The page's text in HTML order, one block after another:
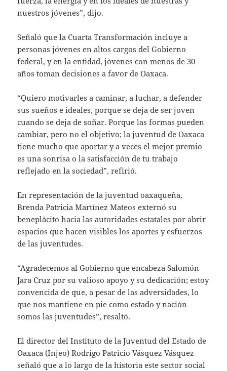
nuestros jóvenes”, dijo.
Señaló que la Cuarta Transformación incluye a
personas jóvenes en altos cargos del Gobierno
federal, y en la entidad, jóvenes con menos de 30
años toman decisiones a favor de Oaxaca.
“Quiero motivarles a caminar, a luchar, a defender
sus sueños e ideales, porque se deja de ser joven
cuando se deja de soñar. Porque las formas pueden
cambiar, pero no el objetivo; la juventud de Oaxaca
tiene mucho que aportar y a veces el mejor premio
es una sonrisa o la satisfacción de tu trabajo
reflejado en la sociedad”, refirió.
En representación de la juventud oaxaqueña,
Brenda Patricia Martínez Mateos externó su
beneplácito hacia las autoridades estatales por abrir
espacios que hacen visibles los aportes y esfuerzos
de las juventudes.
“Agradecemos al Gobierno que encabeza Salomón
Jara Cruz por su valioso apoyo y su dedicación; estoy
convencida de que, a pesar de las adversidades, lo
que nos mantiene en pie como estado y nación
somos las juventudes”, resaltó.
El director del Instituto de la Juventud del Estado de
Oaxaca (Injeo) Rodrigo Patricio Vásquez Vásquez
señaló que a lo largo de la historia este sector social